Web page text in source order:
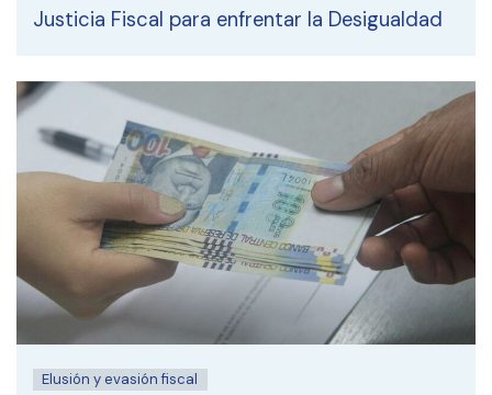
Justicia Fiscal para enfrentar la Desigualdad
Elusión y evasión fiscal